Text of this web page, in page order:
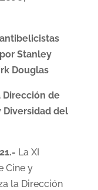
Stanley
Douglas
Dirección de
Diversidad del
La XI
Cine y
la Dirección